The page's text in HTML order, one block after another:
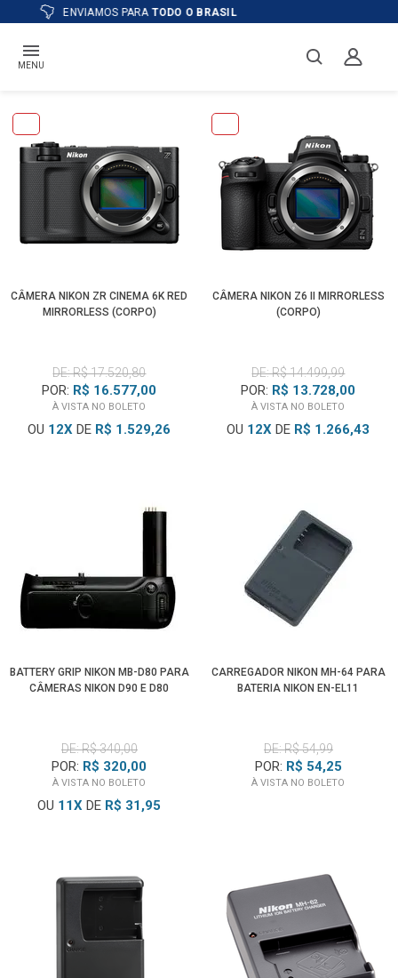
ATÉ12X E PREÇO ESPECIAL
MENU
CÂMERA NIKON ZR CINEMA 6K RED
MIRRORLESS (CORPO)
DE: R$ 17.520,80
POR: R$ 16.577,00
À VISTA NO BOLETO
OU 12X DE R$ 1.529,26
CÂMERA NIKON Z6 II MIRRORLESS
(CORPO)
DE: R$ 14.499,99
POR: R$ 13.728,00
À VISTA NO BOLETO
OU 12X DE R$ 1.266,43
BATTERY GRIP NIKON MB-D80 PARA
CÂMERAS NIKON D90 E D80
DE: R$ 340,00
POR: R$ 320,00
À VISTA NO BOLETO
OU 11X DE R$ 31,95
CARREGADOR NIKON MH-64 PARA
BATERIA NIKON EN-EL11
DE: R$ 54,99
POR: R$ 54,25
À VISTA NO BOLETO